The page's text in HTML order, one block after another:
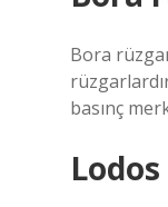
Bora
basınç